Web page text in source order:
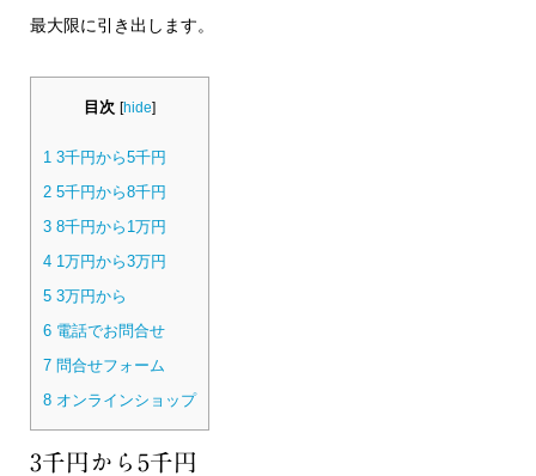
最大限に引き出します。
目次 [hide]
13千円から5千円
25千円から8千円
38千円から1万円
41万円から3万円
53万円から
6電話でお問合せ
7問合せフォーム
8オンラインショップ
3千円から5千円